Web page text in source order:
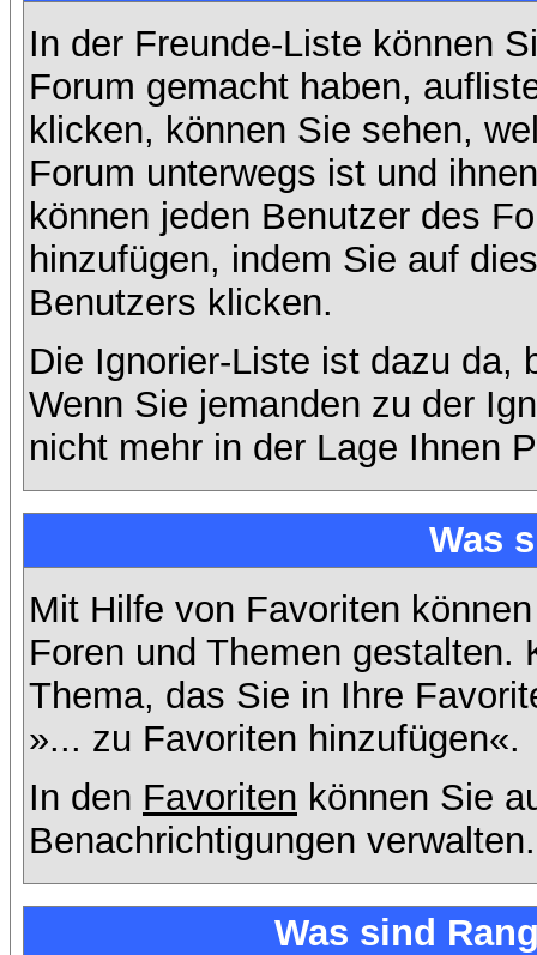
In der Freunde-Liste können
Forum gemacht haben,
klicken, können Sie sehen,
Forum unterwegs ist und
können jeden Benutzer des
hinzufügen, indem Sie auf
Benutzers klicken.
Die Ignorier-Liste ist dazu da,
Wenn Sie jemanden zu der
nicht mehr in der Lage Ihnen
Was
Mit Hilfe von Favoriten
Foren und Themen gestalten.
Thema, das Sie in Ihre
»... zu Favoriten hinzufügen«.
In den Favoriten können Sie
Benachrichtigungen verwalten.
Was sind